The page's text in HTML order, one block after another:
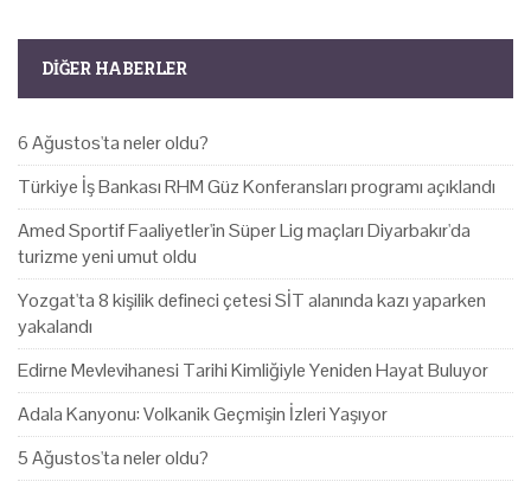
DIĞER HABERLER
6 Ağustos'ta neler oldu?
Türkiye İş Bankası RHM Güz Konferansları programı açıklandı
Amed Sportif Faaliyetler'in Süper Lig maçları Diyarbakır'da
turizme yeni umut oldu
Yozgat'ta 8 kişilik defineci çetesi SİT alanında kazı yaparken
yakalandı
Edirne Mevlevihanesi Tarihi Kimliğiyle Yeniden Hayat Buluyor
Adala Kanyonu: Volkanik Geçmişin İzleri Yaşıyor
5 Ağustos'ta neler oldu?